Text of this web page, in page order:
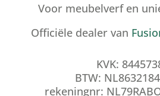
Voor meubelverf en
Officiële dealer van
KVK:
BTW:
rekeningnr: